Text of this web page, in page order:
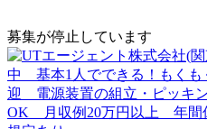
募集が停止しています